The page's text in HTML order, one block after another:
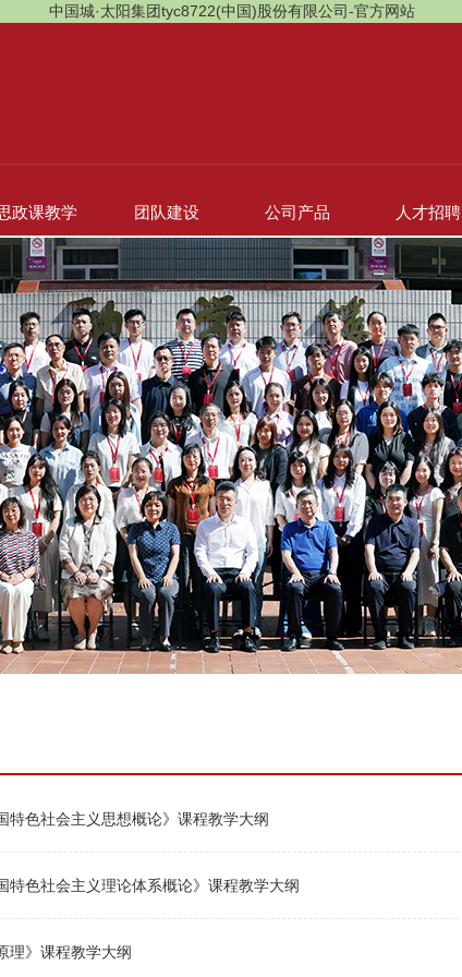
中国城·太阳集团tyc8722(中国)股份有限公司-官方网站
政课教学 团队建设 公司产品 人才招聘
特色社会主义思想概论》课程教学大纲
特色社会主义理论体系概论》课程教学大纲
理》课程教学大纲